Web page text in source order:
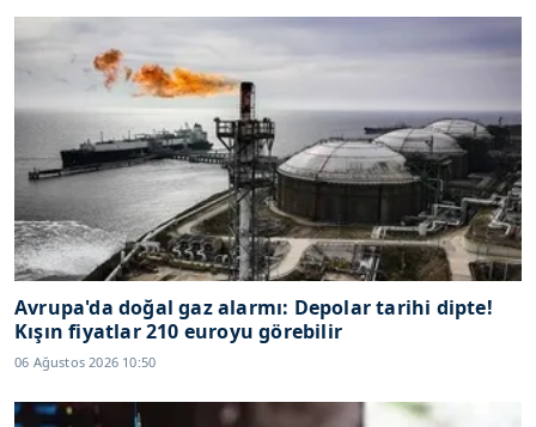
Avrupa'da doğal gaz alarmı: Depolar tarihi dipte!
Kışın fiyatlar 210 euroyu görebilir
06 Ağustos 2026 10:50